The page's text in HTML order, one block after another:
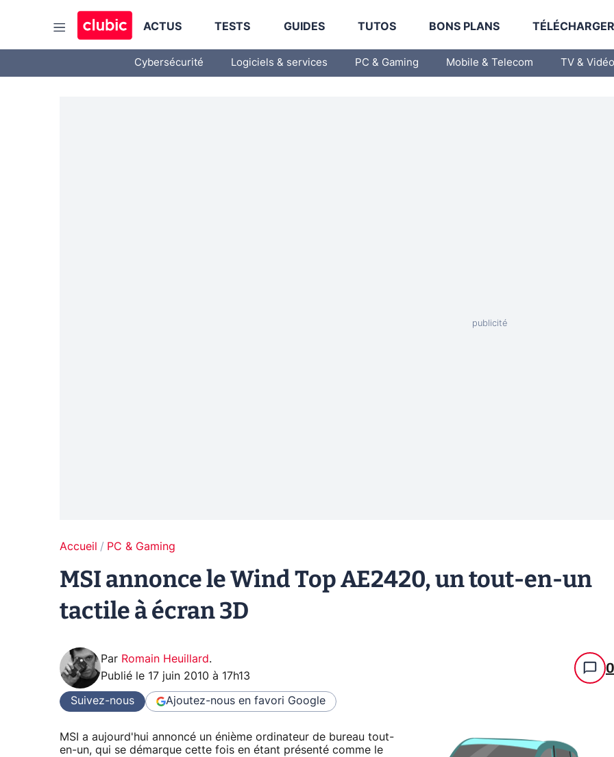
ACTUS TESTS GUIDES TUTOS BONS PLANS
Cybersécurité Logiciels & services PC & Gaming Mobile & Telecom TV & Vidéo
Accueil PC & Gaming
MSI annonce le Wind Top AE2420, un tout-en-un
tactile à écran 3D
Par Romain Heuillard.
Publié le 17 juin 2010 à 17h13 0
Suivez-nous Ajoutez-nous en favori Google
MSI a aujourd'hui annoncé un énième ordinateur de bureau tout-
en-un, qui se démarque cette fois en étant présenté comme le